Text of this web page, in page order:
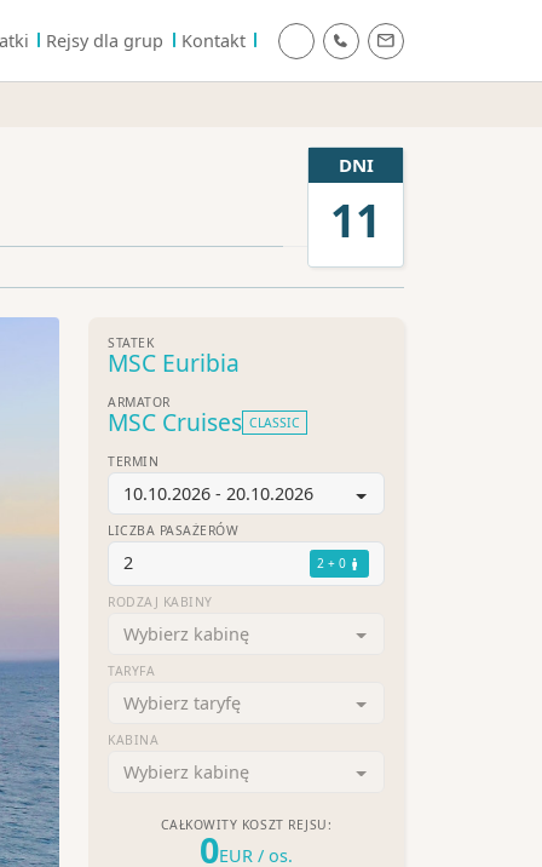
Rejsy dla grup Kontakt
DNI
11
STATEK
MSC Euribia
ARMATOR
MSC Cruises CLASSIC
TERMIN
10.10.2026 - 20.10.2026
LICZBA PASAŻERÓW
2 2 + 0
RODZAJ KABINY
Wybierz kabinę
TARYFA
Wybierz taryfę
KABINA
Wybierz kabinę
CAŁKOWITY KOSZT REJSU:
0EUR / os.